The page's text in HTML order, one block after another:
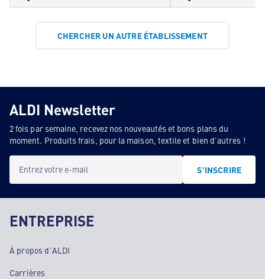
CHERCHER UN AUTRE ÉTABLISSEMENT
ALDI Newsletter
2 fois par semaine, recevez nos nouveautés et bons plans du
moment. Produits frais, pour la maison, textile et bien d'autres !
Entrez votre e-mail S'INSCRIRE
ENTREPRISE
À propos d'ALDI
Carrières